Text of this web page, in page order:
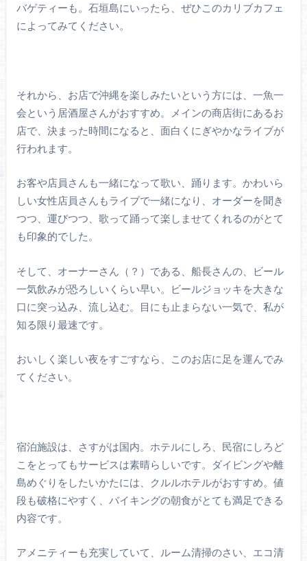
バゲティーも。石垣島にいったら、ぜひこのカリブカフェ
によってみてください。
それから、お店で沖縄を楽しみたいという方には、一魚一
会という居酒屋さんがおすすめ。メインの商店街にあるお
店で、決まった時間になると、面白くにぎやかなライブが
行われます。
お客や店員さんも一緒になって歌い、踊ります。かわいら
しい女性店員さんもライブで一緒になり、オーダーを聞き
つつ、運びつつ、歌って踊って楽しませてくれるのがとて
も印象的でした。
そして、オーナーさん（？）である、船長さんの、ビール
一気飲みが恐ろしいくらい早い。ビールジョッキを大きな
口に突っ込み、流し込む。目にも止まらない一気で、私が
知る限り最速です。
おいしく楽しい夜をすごすなら、このお店に足を運んでみ
てください。
宿泊施設は、さすがは国内。ホテルにしろ、民宿にしろど
こをとってもサービスは素晴らしいです。ダイビングや離
島めぐりをしたいかたには、クルルホテルがおすすめ。値
段も破格にやすく、バイキングの朝食がとても満足できる
内容です。
アメニティーも充実していて、ルーム清掃のさい、エコ清